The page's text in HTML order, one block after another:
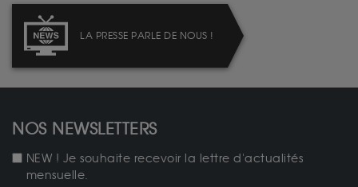
LA PRESSE PARLE DE NOUS !
NOS NEWSLETTERS
NEW ! Je souhaite recevoir la lettre d'actualités
mensuelle.